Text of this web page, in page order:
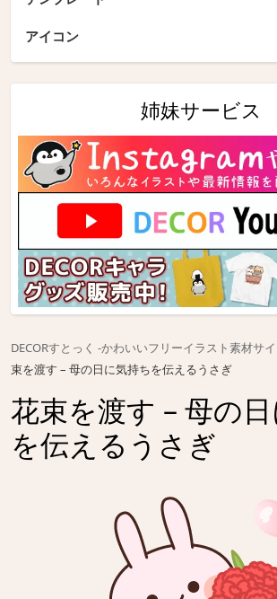
アイコン
姉妹サービス
DECORすとっく -かわいいフリーイラスト素材サ
束を渡す – 母の日に気持ちを伝えるうさぎ
花束を渡す – 母の
を伝えるうさぎ